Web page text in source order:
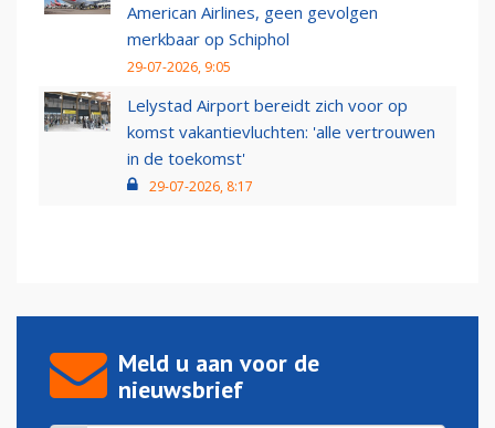
American Airlines, geen gevolgen
merkbaar op Schiphol
29-07-2026, 9:05
Lelystad Airport bereidt zich voor op
komst vakantievluchten: 'alle vertrouwen
in de toekomst'
29-07-2026, 8:17
Meld u aan voor de
nieuwsbrief